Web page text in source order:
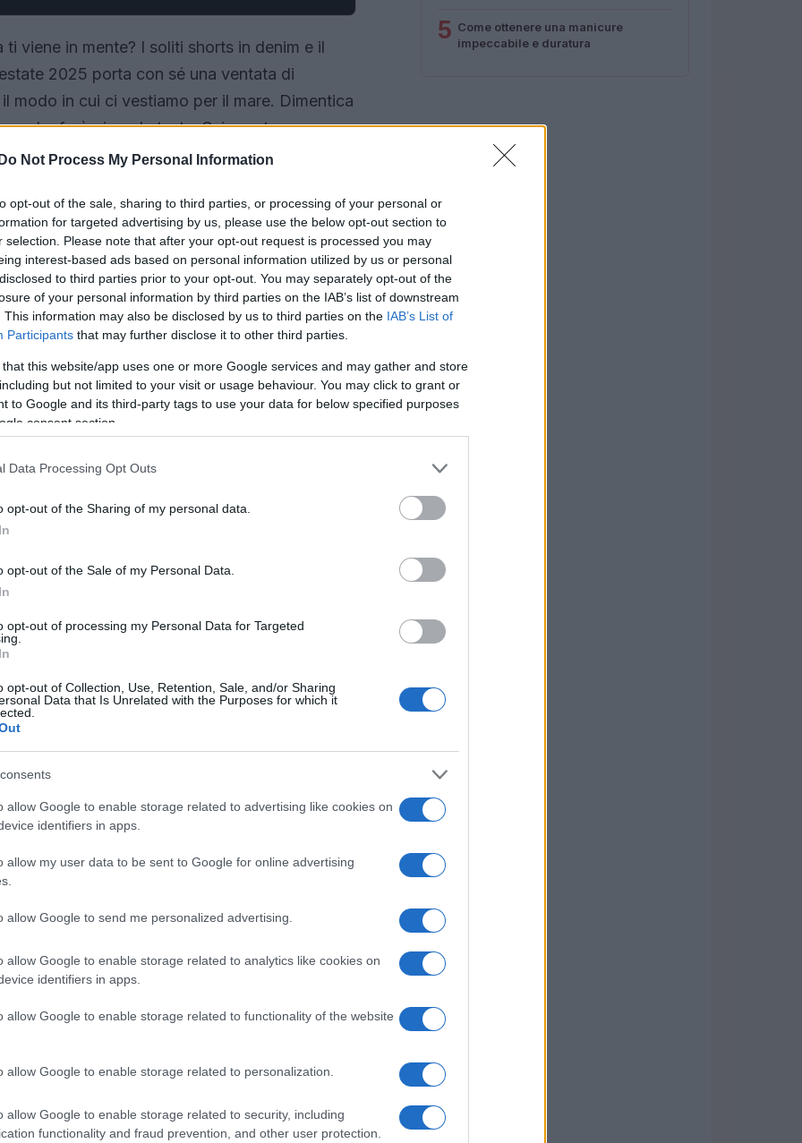
Do Not Process My Personal Information
opt-out of the sale, sharing to third parties, or processing of your personal or
for targeted advertising by us, please use the below opt-out section to
selection. Please note that after your opt-out request is processed you may
interest-based ads based on personal information utilized by us or personal
to third parties prior to your opt-out. You may separately opt-out of the
of your personal information by third parties on the IAB’s list of downstream
This information may also be disclosed by us to third parties on the IAB’s List of
Participants that may further disclose it to other third parties.
that this website/app uses one or more Google services and may gather and store
but not limited to your visit or usage behaviour. You may click to grant or
to Google and its third-party tags to use your data for below specified purposes
consent section.
Data Processing Opt Outs
opt-out of the Sharing of my personal data.
opt-out of the Sale of my Personal Data.
opt-out of processing my Personal Data for Targeted
opt-out of Collection, Use, Retention, Sale, and/or Sharing
Data that Is Unrelated with the Purposes for which it
allow Google to enable storage related to advertising like cookies on
identifiers in apps.
allow my user data to be sent to Google for online advertising
allow Google to send me personalized advertising.
allow Google to enable storage related to analytics like cookies on
identifiers in apps.
allow Google to enable storage related to functionality of the website
allow Google to enable storage related to personalization.
allow Google to enable storage related to security, including
functionality and fraud prevention, and other user protection.
viene in mente? I soliti shorts in denim e il
2025 porta con sé una ventata di
modo in cui ci vestiamo per il mare. Dimentica
che farà girare la testa. Sei pronta a
audaci e inaspettate? Ecco come fare!
se stesso
la tendenza è osare e mixare stili
indossati sotto l’ombrellone, fino a camicie
si arricchisce di pezzi versatili. La maxi shirt
sopra il bikini e completa il look con un
da spiaggia, è un vero e proprio statement
essere divertente giocare con i diversi
un look così audace?
l’eleganza informale
e intrigante. Con lavorazioni traforate e
per passare dalla spiaggia all’aperitivo al
eleganti e dettagli bohemien che svelino
è pratico, ma ti farà anche sentire
il sole tramonta. Hai mai pensato a quanto
che parla di te?
spiaggia
indossati in spiaggia? L’estate 2025 sfida
versione ampia e fluida. Opta per un paio di
il risultato sarà un mix perfetto tra relax e
5 Come ottenere una manicure
impeccabile e duratura